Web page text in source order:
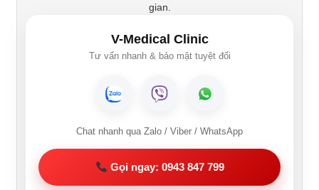
gian.
V-Medical Clinic
Tư vấn nhanh & bảo mật tuyệt đối
Chat nhanh qua Zalo / Viber / WhatsApp
Gọi ngay: 0943 847 799